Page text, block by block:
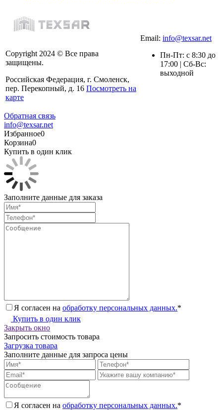
Copyright 2024 © Все права
защищены.
Российская Федерация, г. Смоленск,
пер. Перекопный, д. 16 Посмотреть на
карте
Email: info@texsar.net
Пн-Пт: с 8:30 до
17:00 | Сб-Вс:
выходной
Обратная связь
info@texsar.net
Избранное0
Корзина0
Купить в один клик
Заполните данные для заказа
Я согласен на обработку персональных данных.*
Купить в один клик
Закрыть окно
Запросить стоимость товара
Загрузка товара
Заполните данные для запроса цены
Я согласен на обработку персональных данных.*